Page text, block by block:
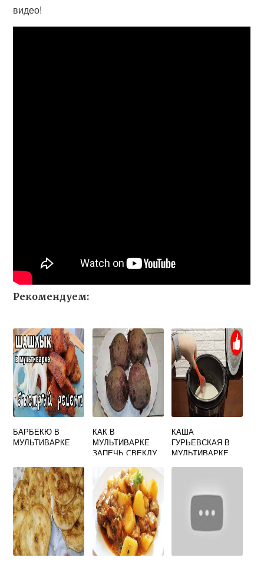
видео!
Рекомендуем:
БАРБЕКЮ В
МУЛЬТИВАРКЕ
КАК В
МУЛЬТИВАРКЕ
ЗАПЕЧЬ СВЕКЛУ
КАША
ГУРЬЕВСКАЯ В
МУЛЬТИВАРКЕ